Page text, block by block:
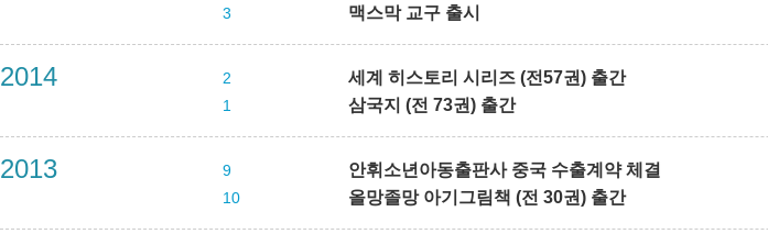
3 맥스막 교구 출시
2014 2 세계 히스토리 시리즈 (전57권) 출간
1 삼국지 (전 73권) 출간
2013 9 안휘소년아동출판사 중국 수출계약 체결
10 올망졸망 아기그림책 (전 30권) 출간